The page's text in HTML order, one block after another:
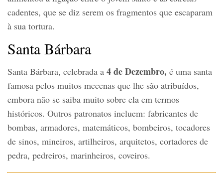
cadentes, que se diz serem os fragmentos que escaparam
à sua tortura.
Santa Bárbara
Santa Bárbara, celebrada a 4 de Dezembro, é uma santa
famosa pelos muitos mecenas que lhe são atribuídos,
embora não se saiba muito sobre ela em termos
históricos. Outros patronatos incluem: fabricantes de
bombas, armadores, matemáticos, bombeiros, tocadores
de sinos, mineiros, artilheiros, arquitetos, cortadores de
pedra, pedreiros, marinheiros, coveiros.